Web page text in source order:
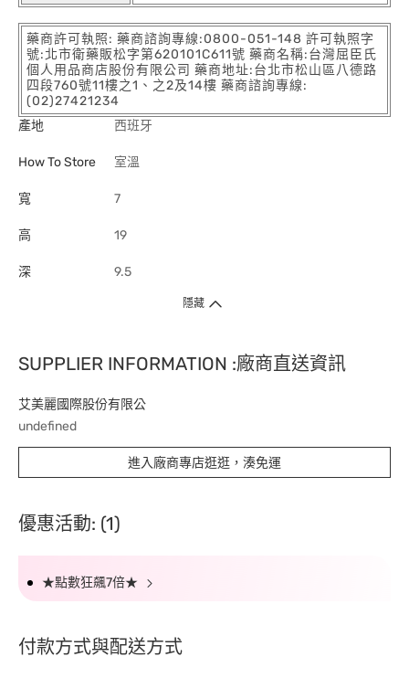
藥商許可執照: 藥商諮詢專線:0800-051-148 許可執照字
號:北市衛藥販松字第620101C611號 藥商名稱:台灣屈臣氏
個人用品商店股份有限公司 藥商地址:台北市松山區八德路
四段760號11樓之1、之2及14樓 藥商諮詢專線:
(02)27421234
產地
西班牙
How To Store 室溫
寬 7
高 19
深 9.5
隱藏
SUPPLIER INFORMATION :廠商直送資訊
艾美麗國際股份有限公
undefined
進入廠商專店逛逛，湊免運
優惠活動: (1)
★點數狂飆7倍★
付款方式與配送方式